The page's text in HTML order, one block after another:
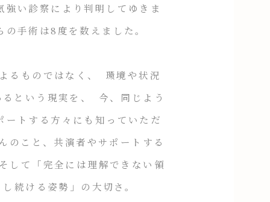
い診察により判明してゆきま
手術は8度を数えました。
ものではなく、 環境や状況
という現実を、 今、同じよう
トする方々にも知っていただ
のこと、共演者やサポートする
して「完全には理解できない領
続ける姿勢」の大切さ。